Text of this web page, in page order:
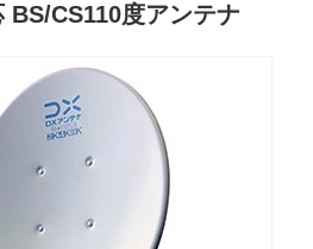
BS/CS110度アンテナ